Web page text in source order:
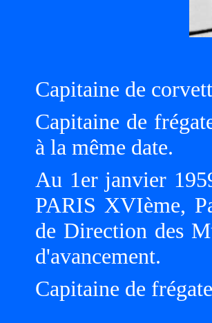
Capitaine de
Capitaine de
à la même date.
Au 1er janvier
PARIS XVIème,
de Direction des
d'avancement.
Capitaine de